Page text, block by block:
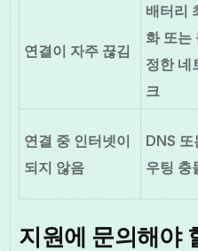
연결이 자주 끊김
배터리
화 또는
정한 네
크
연결 중 인터넷이
되지 않음
DNS 또
우팅 충
지원에 문의해야